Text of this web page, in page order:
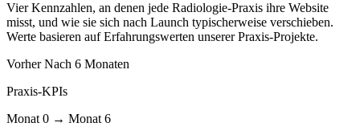
Vier Kennzahlen, an denen jede Radiologie-Praxis ihre Website
misst, und wie sie sich nach Launch typischerweise verschieben.
Werte basieren auf Erfahrungswerten unserer Praxis-Projekte.
VorherNach 6 Monaten
Praxis-KPIs
Monat 0 → Monat 6